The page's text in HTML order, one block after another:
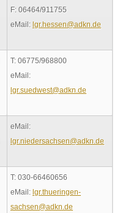
F: 06464/911755
eMail: lgr.hessen@adkn.de
T: 06775/968800
eMail:
lgr.suedwest@adkn.de
eMail:
lgr.niedersachsen@adkn.de
T: 030-66460656
eMail: lgr.thueringen-
sachsen@adkn.de